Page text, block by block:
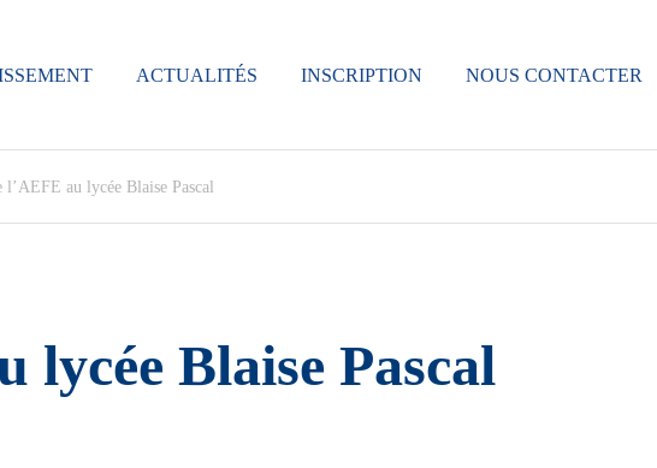
ACTUALITÉS INSCRIPTION NOUS CONTACTER
l’AEFE au lycée Blaise Pascal
lycée Blaise Pascal